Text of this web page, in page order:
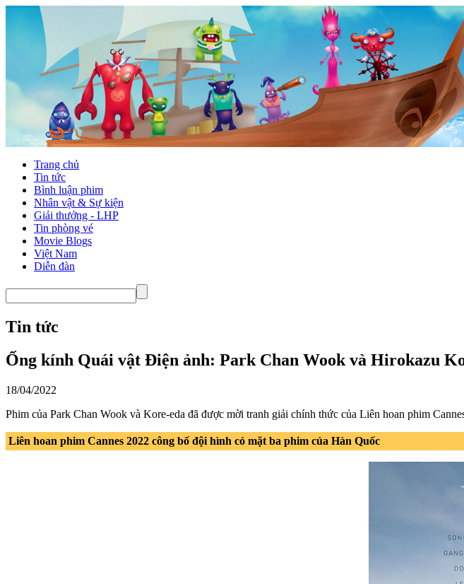
Trang chủ
Tin tức
Bình luận phim
Nhân vật & Sự kiện
Giải thưởng - LHP
Tin phòng vé
Movie Blogs
Việt Nam
Diễn đàn
Tin tức
Ống kính Quái vật Điện ảnh: Park Chan Wook và Hirokazu
18/04/2022
Phim của Park Chan Wook và Kore-eda đã được mời tranh giải chính thức của Liên hoan phim
Liên hoan phim Cannes 2022 công bố đội hình có mặt ba phim của Hàn Quốc